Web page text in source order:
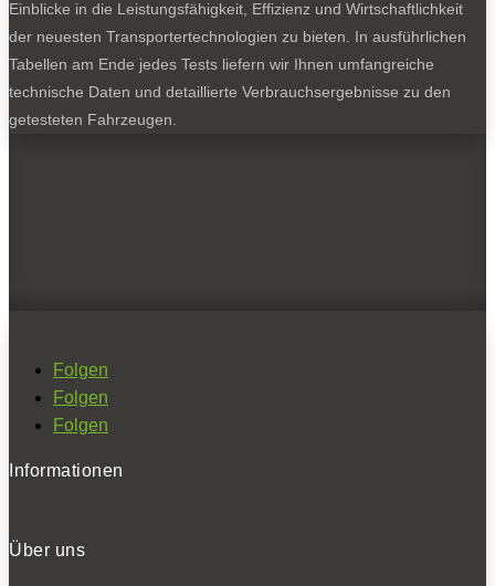
Ich habe die Datenschutzerklärunggelesen
und akzeptiert.
BELIEBTE NEWS
Einblicke in die Leistungsfähigkeit, Effizienz und Wirtschaftlichkeit
der neuesten Transportertechnologien zu bieten. In ausführlichen
Tabellen am Ende jedes Tests liefern wir Ihnen umfangreiche
technische Daten und detaillierte Verbrauchsergebnisse zu den
getesteten Fahrzeugen.
Folgen
Folgen
Folgen
Informationen
Über uns